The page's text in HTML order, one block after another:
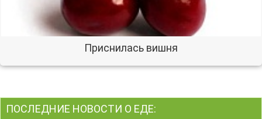
Приснилась вишня
ПОСЛЕДНИЕ НОВОСТИ О ЕДЕ: